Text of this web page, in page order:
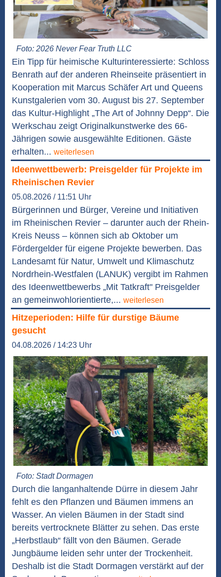
Foto: 2026 Never Fear Truth LLC
Ein Tipp für heimische Kulturinteressierte: Schloss
Benrath auf der anderen Rheinseite präsentiert in
Kooperation mit Marcus Schäfer Art und Queens
Kunstgalerien vom 30. August bis 27. September
das Kultur-Highlight „The Art of Johnny Depp“. Die
Werkschau zeigt Originalkunstwerke des 66-
Jährigen sowie ausgewählte Editionen. Gäste
erhalten... weiterlesen
Ideenwettbewerb: Preisgelder für Projekte im
Rheinischen Revier
05.08.2026 / 11:51 Uhr
Bürgerinnen und Bürger, Vereine und Initiativen
im Rheinischen Revier – darunter auch der Rhein-
Kreis Neuss – können sich ab Oktober um
Fördergelder für eigene Projekte bewerben. Das
Landesamt für Natur, Umwelt und Klimaschutz
Nordrhein-Westfalen (LANUK) vergibt im Rahmen
des Ideenwettbewerbs „Mit Tatkraft" Preisgelder
an gemeinwohlorientierte,... weiterlesen
Hitzeperioden: Hilfe für durstige Bäume
gesucht
04.08.2026 / 14:23 Uhr
Foto: Stadt Dormagen
Durch die langanhaltende Dürre in diesem Jahr
fehlt es den Pflanzen und Bäumen immens an
Wasser. An vielen Bäumen in der Stadt sind
bereits vertrocknete Blätter zu sehen. Das erste
„Herbstlaub“ fällt von den Bäumen. Gerade
Jungbäume leiden sehr unter der Trockenheit.
Deshalb ist die Stadt Dormagen verstärkt auf der